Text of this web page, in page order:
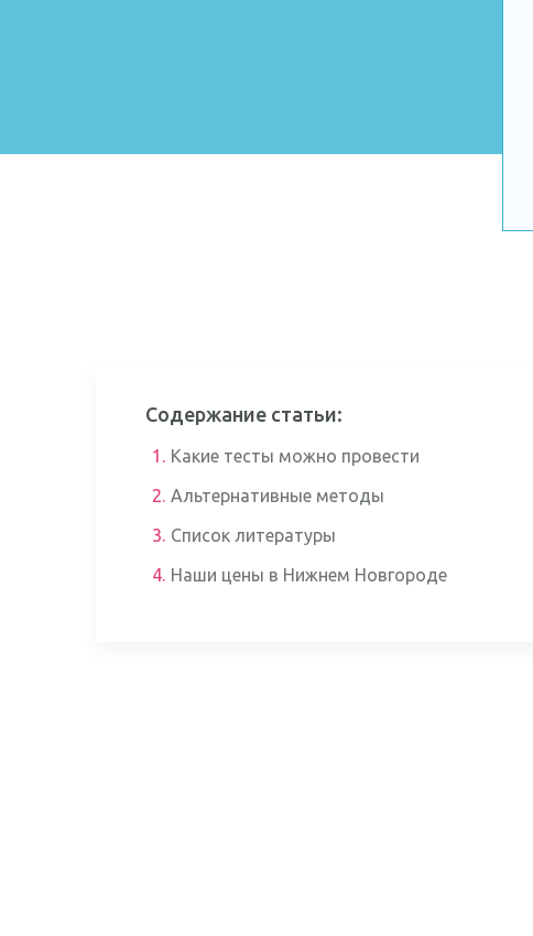
Содержание статьи:
1.
Какие тесты можно провести
2. Альтернативные методы
3. Список литературы
4. Наши цены в Нижнем Новгороде